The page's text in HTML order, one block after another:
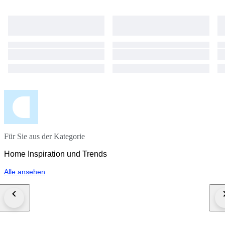
Für Sie aus der Kategorie
Home Inspiration und Trends
Alle ansehen